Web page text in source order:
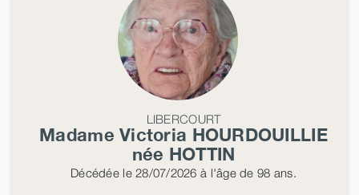
LIBERCOURT
Madame Victoria HOURDOUILLIE
née HOTTIN
Décédéele 28/07/2026 à l'âge de 98 ans.